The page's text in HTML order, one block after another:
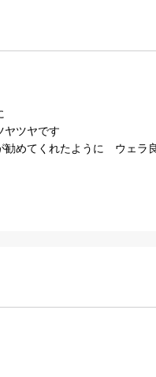
ツヤです
めてくれたように ウェラ